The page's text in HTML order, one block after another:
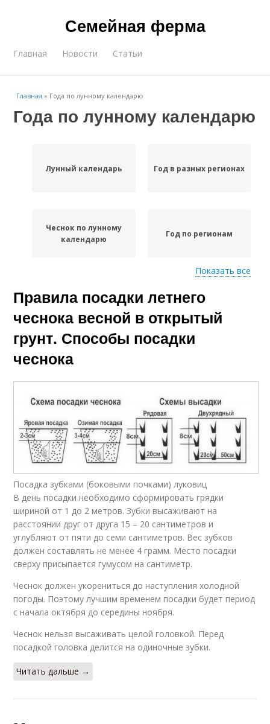
Семейная ферма
Главная Новости Статьи
Главная » Года по лунному календарю
Года по лунному календарю
Лунный календарь Год в разных регионах
Чеснок по лунному
календарю
Год по регионам
Календарь в октябре
Показать все
Правила посадки летнего
чеснока весной в открытый
грунт. Способы посадки
чеснока
Посадка зубками (боковыми почками) луковиц
В день посадки необходимо сформировать грядки
шириной от 1 до 2 метров. Зубки высаживают на
расстоянии друг от друга 15 – 20 сантиметров и
углубляют от пяти до семи сантиметров. Вес зубков
должен составлять не менее 4 грамм. Место посадки
сверху присыпается гумусом на сантиметр.
Чеснок должен укорениться до наступления холодной
погоды. Поэтому лучшим временем посадки будет период
с начала октября до середины ноября.
Чеснок нельзя высаживать целой головкой. Перед
посадкой головка делится на одиночные зубки.
Читать дальше →